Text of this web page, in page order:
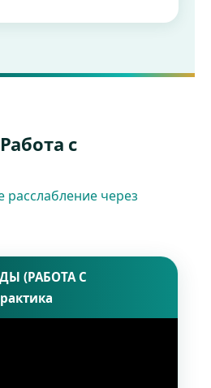
с
через
(РАБОТА С